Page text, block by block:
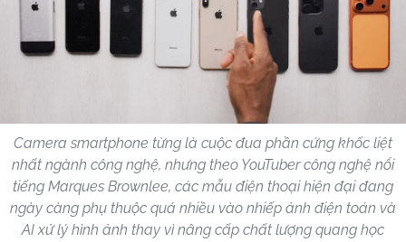
Camera smartphone từng là cuộc đua phần cứng khốc liệt
nhất ngành công nghệ, nhưng theo YouTuber công nghệ nổi
tiếng Marques Brownlee, các mẫu điện thoại hiện đại đang
ngày càng phụ thuộc quá nhiều vào nhiếp ảnh điện toán và
AI xử lý hình ảnh thay vì nâng cấp chất lượng quang học